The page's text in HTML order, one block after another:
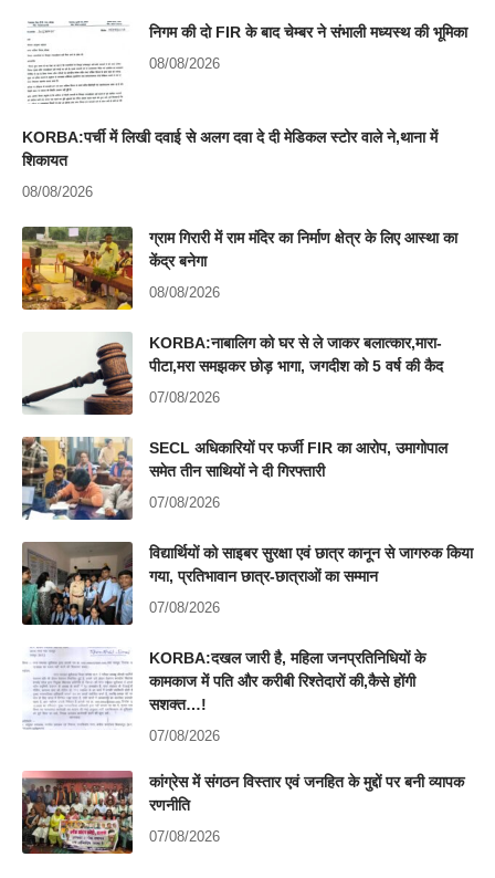
निगम की दो FIR के बाद चेम्बर ने संभाली मध्यस्थ की भूमिका
08/08/2026
KORBA:पर्ची में लिखी दवाई से अलग दवा दे दी मेडिकल स्टोर वाले ने,थाना में
शिकायत
08/08/2026
ग्राम गिरारी में राम मंदिर का निर्माण क्षेत्र के लिए आस्था का
केंद्र बनेगा
08/08/2026
KORBA:नाबालिग को घर से ले जाकर बलात्कार,मारा-
पीटा,मरा समझकर छोड़ भागा, जगदीश को 5 वर्ष की कैद
07/08/2026
SECL अधिकारियों पर फर्जी FIR का आरोप, उमागोपाल
समेत तीन साथियों ने दी गिरफ्तारी
07/08/2026
विद्यार्थियों को साइबर सुरक्षा एवं छात्र कानून से जागरुक किया
गया, प्रतिभावान छात्र-छात्राओं का सम्मान
07/08/2026
KORBA:दखल जारी है, महिला जनप्रतिनिधियों के
कामकाज में पति और करीबी रिश्तेदारों की,कैसे होंगी
सशक्त…!
07/08/2026
कांग्रेस में संगठन विस्तार एवं जनहित के मुद्दों पर बनी व्यापक
रणनीति
07/08/2026